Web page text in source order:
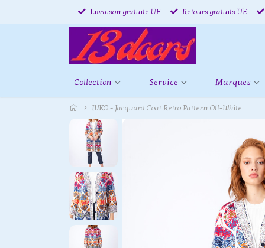
Livraison gratuite UE Retours gratuits UE
Collection Service Marques
IVKO - Jacquard Coat Retro Pattern Off-White